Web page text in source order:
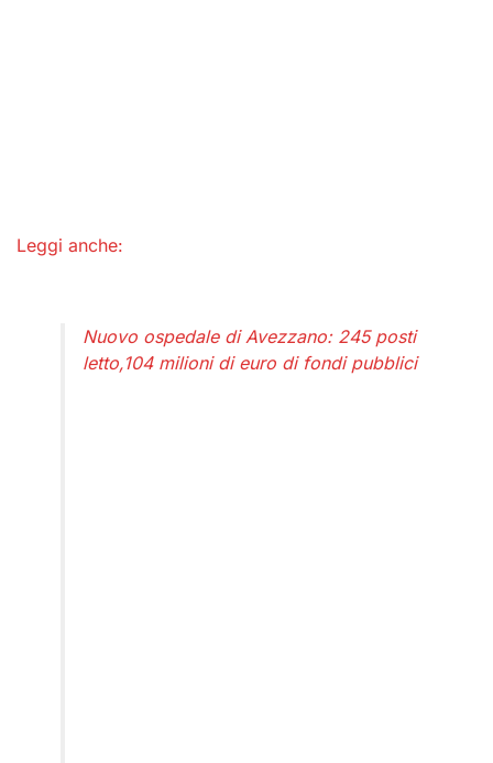
Leggi anche:
Nuovo ospedale di Avezzano: 245 posti
letto,104 milioni di euro di fondi pubblici